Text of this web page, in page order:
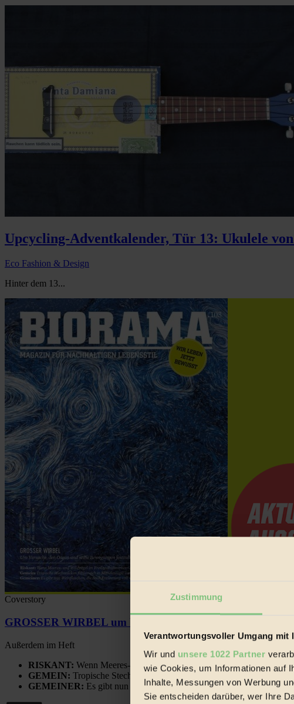
Zustimmung
Verantwortungsvoller Umgang mit
Wir und unsere 1022 Partner
wie Cookies, um Informationen auf
Inhalte, Messungen von Werbung
Sie entscheiden darüber, wer Ihre
Upcycling-Adventkalender, Tür 13: Ukulele von
Eco Fashion & Design
Hinter dem 13...
Coverstory
GROSSER WIRBEL um Versuche, den Ozean und seine
Außerdem im Heft
RISKANT: Wenn Meeres- und Wildvögel im Freilandhühnerbetrieb
GEMEIN: Tropische Stechmücken fühlen sich in Mitteleuropa
GEMEINER: Es gibt nun Weinflaschen, die nach Entleerung voll